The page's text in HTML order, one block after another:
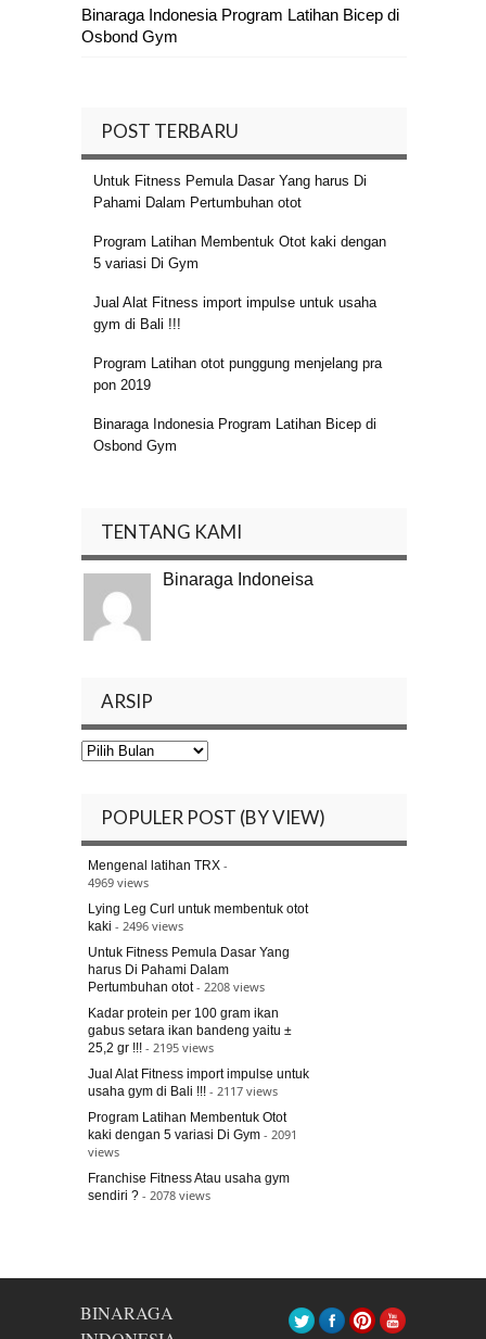
Binaraga Indonesia Program Latihan Bicep di
Osbond Gym
POST TERBARU
Untuk Fitness Pemula Dasar Yang harus Di
Pahami Dalam Pertumbuhan otot
Program Latihan Membentuk Otot kaki dengan
5 variasi Di Gym
Jual Alat Fitness import impulse untuk usaha
gym di Bali !!!
Program Latihan otot punggung menjelang pra
pon 2019
Binaraga Indonesia Program Latihan Bicep di
Osbond Gym
TENTANG KAMI
Binaraga Indoneisa
ARSIP
Arsip
POPULER POST (BY VIEW)
Mengenal latihan TRX -
4969 views
Lying Leg Curl untuk membentuk otot
kaki - 2496 views
Untuk Fitness Pemula Dasar Yang
harus Di Pahami Dalam
Pertumbuhan otot - 2208 views
Kadar protein per 100 gram ikan
gabus setara ikan bandeng yaitu ±
25,2 gr !!! - 2195 views
Jual Alat Fitness import impulse untuk
usaha gym di Bali !!! - 2117 views
Program Latihan Membentuk Otot
kaki dengan 5 variasi Di Gym - 2091
views
Franchise Fitness Atau usaha gym
sendiri ? - 2078 views
BINARAGA